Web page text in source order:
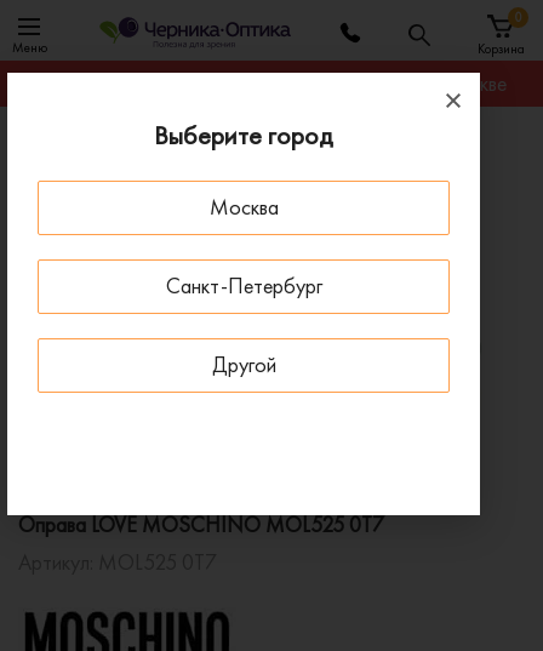
Выберите город
Москва
Санкт-Петербург
Другой
Меню Корзина
0
Гарантируем лучшую цену на любую оправу в Москве
Оправы для очков
Оправа LOVE MOSCHINO MOL525 0T7
Оправа LOVE MOSCHINO MOL525 0T7
ПОД ЗАКАЗ